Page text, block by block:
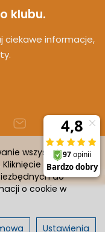
klubu.
ciekawe informacje,
Sklep internetowy SOTESHOP AI
wszystkich
“Odmowa”
do
o cookie w
Ustawienia